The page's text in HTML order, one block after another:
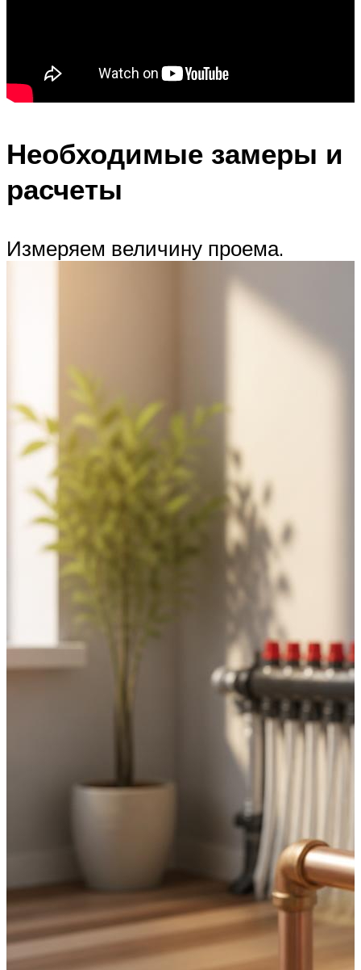
Необходимые замеры и
расчеты
Измеряем величину проема.